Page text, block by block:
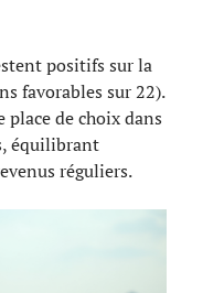
positifs sur la
favorables sur 22).
place de choix dans
équilibrant
réguliers.